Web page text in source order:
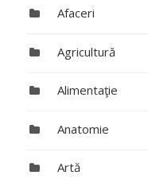
Afaceri
Agricultură
Alimentaţie
Anatomie
Artă